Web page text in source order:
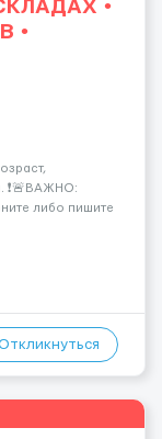
•
•
❗️🚨ВАЖНО:
либо пишите